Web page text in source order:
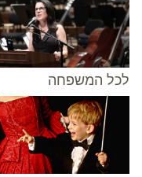
לכל המשפחה